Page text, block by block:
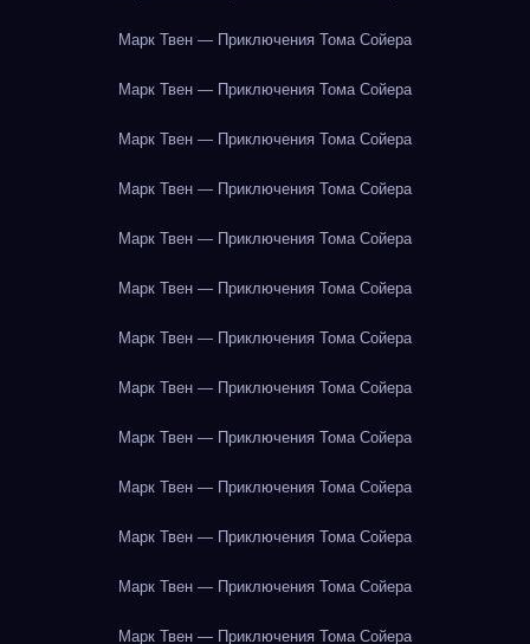
Марк Твен — Приключения Тома Сойера
Марк Твен — Приключения Тома Сойера
Марк Твен — Приключения Тома Сойера
Марк Твен — Приключения Тома Сойера
Марк Твен — Приключения Тома Сойера
Марк Твен — Приключения Тома Сойера
Марк Твен — Приключения Тома Сойера
Марк Твен — Приключения Тома Сойера
Марк Твен — Приключения Тома Сойера
Марк Твен — Приключения Тома Сойера
Марк Твен — Приключения Тома Сойера
Марк Твен — Приключения Тома Сойера
Марк Твен — Приключения Тома Сойера